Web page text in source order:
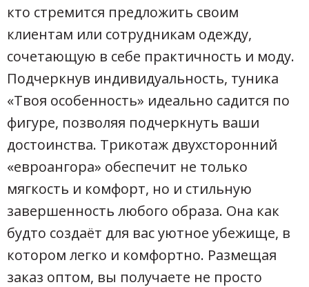
кто стремится предложить своим
клиентам или сотрудникам одежду,
сочетающую в себе практичность и моду.
Подчеркнув индивидуальность, туника
«Твоя особенность» идеально садится по
фигуре, позволяя подчеркнуть ваши
достоинства. Трикотаж двухсторонний
«евроангора» обеспечит не только
мягкость и комфорт, но и стильную
завершенность любого образа. Она как
будто создаёт для вас уютное убежище, в
котором легко и комфортно. Размещая
заказ оптом, вы получаете не просто